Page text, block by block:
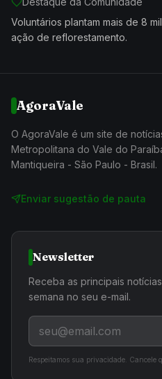
Voluntários plantam mais de 8
ação de reflorestamento.
AgoraVale
O AgoraVale é um site de
Metropolitana do Vale do
Mantiqueira - São Paulo - Brasil.
Enviar sugestão de pauta
Newsletter
Receba as principais
semana no seu e-mail.
Respeitamos sua privacidade. Cancele